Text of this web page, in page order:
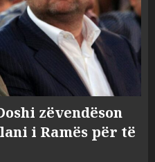
zëvendëson
i Ramës për të